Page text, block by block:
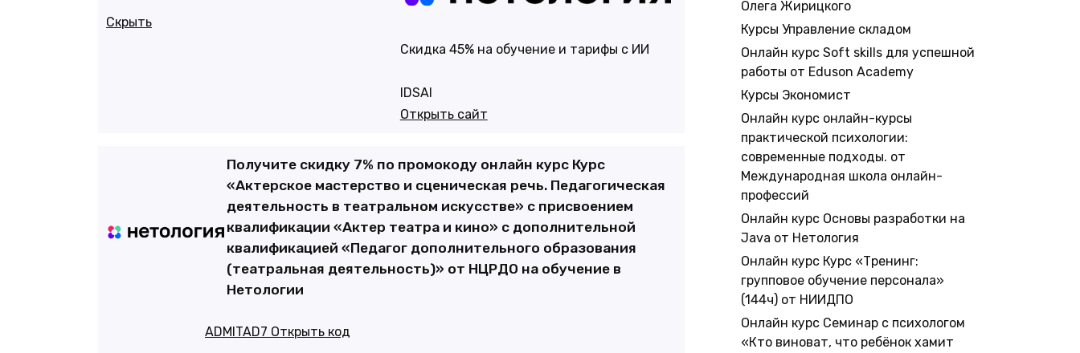
Скрыть
Cкидка 45% на обучение и тарифы с ИИ
IDSAI
Открыть сайт
Получите скидку 7% по промокоду онлайн курс Курс
«Актерское мастерство и сценическая речь. Педагогическая
деятельность в театральном искусстве» с присвоением
квалификации «Актер театра и кино» с дополнительной
квалификацией «Педагог дополнительного образования
(театральная деятельность)» от НЦРДО на обучение в
Нетологии
ADMITAD7 Открыть код
Олега Жирицкого
Курсы Управление складом
Онлайн курс Soft skills для успешной
работы от Eduson Academy
Курсы Экономист
Онлайн курс онлайн-курсы
практической психологии:
современные подходы. от
Международная школа онлайн-
профессий
Онлайн курс Основы разработки на
Java от Нетология
Онлайн курс Курс «Тренинг:
групповое обучение персонала»
(144ч) от НИИДПО
Онлайн курс Семинар с психологом
«Кто виноват, что ребёнок хамит